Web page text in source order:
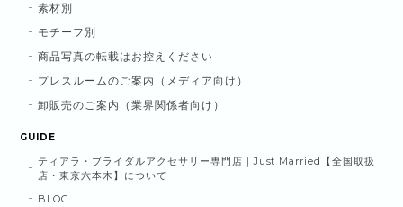
素材別
モチーフ別
商品写真の転載はお控えください
プレスルームのご案内（メディア向け）
卸販売のご案内（業界関係者向け）
GUIDE
ティアラ・ブライダルアクセサリー専門店｜Just Married【全国取扱
店・東京六本木】について
BLOG